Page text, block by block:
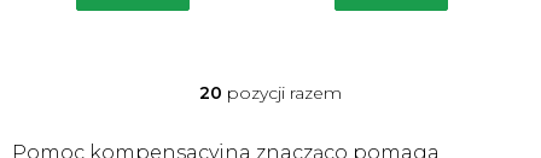
K
n
20 pozycji razem
Pomoc kompensacyjna znacząco pomaga